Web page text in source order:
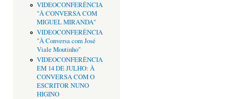
VIDEOCONFERÊNCIA
"À CONVERSA COM
MIGUEL MIRANDA"
VIDEOCONFERÊNCIA
"À Conversa com José
Viale Moutinho"
VIDEOCONFERÊNCIA
EM 14 DE JULHO: À
CONVERSA COM O
ESCRITOR NUNO
HIGINO